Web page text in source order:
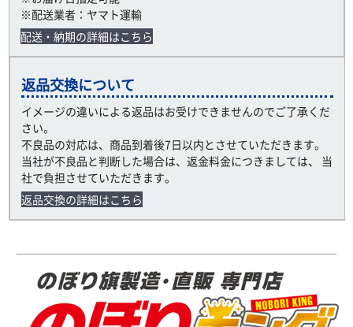
※配送業者：ヤマト運輸
配送・納期の詳細はこちら
返品交換について
イメージの違いによる返品はお受けできませんのでご了承くだ
さい。
不良品の対応は、商品到着後7日以内とさせていただきます。
当社が不良品と判断した場合は、返金料金につきましては、 当
社で負担させていただきます。
返品交換の詳細はこちら